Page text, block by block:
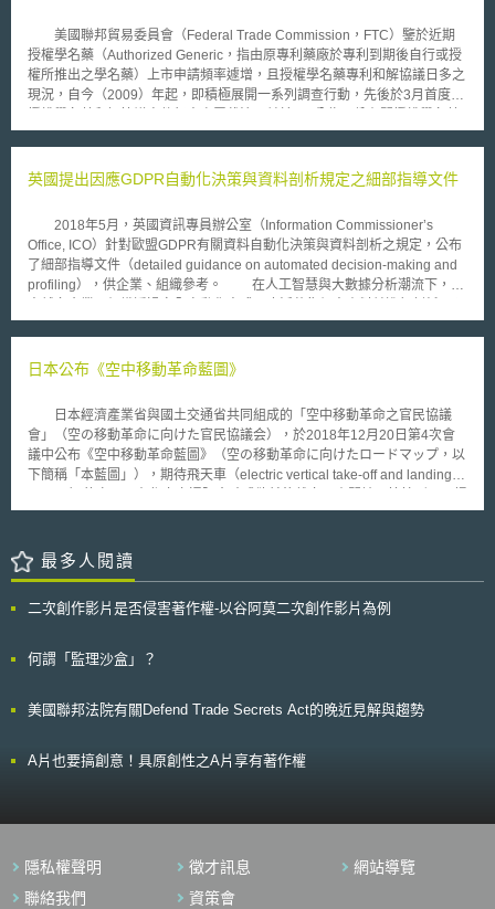
美國聯邦貿易委員會（Federal Trade Commission，FTC）鑒於近期
授權學名藥（Authorized Generic，指由原專利藥廠於專利到期後自行或授
權所推出之學名藥）上市申請頻率遽增，且授權學名藥專利和解協議日多之
現況，自今（2009）年起，即積極展開一系列調查行動，先後於3月首度對
報告（Authorized Generic: An Interim Report）。 在美國授權學名藥
名藥上市許可之第一申請者（first-filer），得享有180日之市場專屬保護期
美國學名藥市場專屬保護期間之設計，原是希望藉此加速學名藥研發與
上市，達到降低藥品取得價格之效，但根據FTC調查顯示，由於授權學名藥
在市場專屬保護期間內依法得進入市場，於受到授權學名藥介入競爭之壓力
下，第一申請者學名藥零售價格會比原先下降4.2%，經銷價格會下降
6.5%，並減少該第一申請者藥廠47-51%的收入。在此背景下，越來越多第
藉此互為其利。根據FTC統計，2004-2008年間約有25%的專利和解案件涉
解，是由授權學名藥藥廠與第一申請者藥廠就於一定期間（平均約為34.7
現代化法（The Medicare Prescription Drug, Improvement, and
Modernization Act of 2003，MMA），要求專利藥廠若與學名藥廠做成任何
專利訴訟和解協議或相關協議時，應於協議生效10日內向FTC通報，以供
FTC決定是否展開反競爭調查。FTC對於此類協議之審查上，終於今年3月
有所進展，宣布必治妥（Bristol-Myers Squibb，BMS）應就其與Apotex公
司間所達成專利訴訟和解協議繳交210萬美元。
英國提出因應GDPR自動化決策與資料剖析規定之細部指導文件
2018年5月，英國資訊專員辦公室（Information Commissioner’s
Office, ICO）針對歐盟GDPR有關資料自動化決策與資料剖析之規定，公布
了細部指導文件（detailed guidance on automated decision-making and
profiling），供企業、組織參考。 在人工智慧與大數據分析潮流下，越
測個人偏好或做出決策，使個人難以察覺或期待。為確保個人權利和自由，
自動化處理決策（a decision based solely on automated processing）之
純自動化決策： 為簽訂或履行契約所必要； 歐盟或會員國法律所授權； 基
於個人明示同意。 英國2018年新通過之資料保護法（Data Protection
Act 2018）亦配合GDPR第22條規定，制定相應國內規範，改變1998年資
料保護法原則上容許資料自動化決策而僅於重大影響時通知當事人之規定。
根據指導文件，企業、組織為因應GDPR而需特別留意或做出改變的事
判斷是否有GDPR第22條之適用，並及早了解相關風險以便因應處理。 提
供給資料當事人的隱私權資訊（privacy information），必須包含自動化決
策之資訊。 應確保組織有相關程序能接受資料當事人的申訴或異議，並有
的三種例外情況簡單舉例。此外，縱使符合例外情況得進行單純自動化決
information）給資料當事人，包括使用個人資料與自動化決策邏輯上的關聯
日本公布《空中移動革命藍圖》
日本經濟產業省與國土交通省共同組成的「空中移動革命之官民協議
會」（空の移動革命に向けた官民協議会），於2018年12月20日第4次會
議中公布《空中移動革命藍圖》（空の移動革命に向けたロードマップ，以
下簡稱「本藍圖」），期待飛天車（electric vertical take-off and landing,
供新移動方式，也可運用於災害時的急救搬運及迅速運送物資等。 本
並規劃三條發展路線：實際應用目標、制度及標準之整備、機體及技術之研
發。從實際應用目標出發，本藍圖規劃自2019年開始進行飛行測試和實證
地區的乘客」，2030年代將再進一步擴大實用到「都市中的乘客」。也可
機體安全性、技能證明等及未來投入商業應用時所需之各項標準及制度。當
及靜肅性之技術。並設定於投入應用後的2025年開始，重新檢討制度及提
最多人閱讀
二次創作影片是否侵害著作權-以谷阿莫二次創作影片為例
何謂「監理沙盒」？
美國聯邦法院有關Defend Trade Secrets Act的晚近見解與趨勢
A片也要搞創意！具原創性之A片享有著作權
隱私權聲明 徵才訊息
網站導覽
聯絡我們
資策會